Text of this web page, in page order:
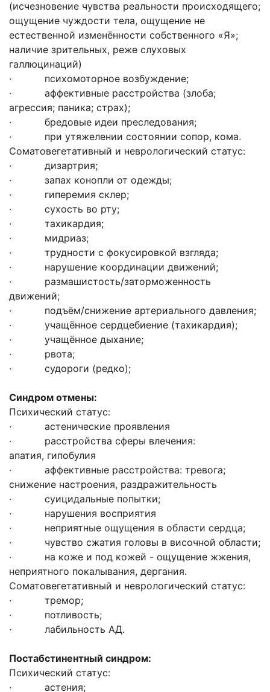
(исчезновение чувства реальности происходящего;
ощущение чуждости тела, ощущение не
естественной изменённости собственного «Я»;
наличие зрительных, реже слуховых
галлюцинаций)
· психомоторное возбуждение;
· аффективные расстройства (злоба;
агрессия; паника; страх);
· бредовые идеи преследования;
· при утяжелении состоянии сопор, кома.
Соматовегетативный и неврологический статус:
· дизартрия;
· запах конопли от одежды;
· гиперемия склер;
· сухость во рту;
· тахикардия;
· мидриаз;
· трудности с фокусировкой взгляда;
· нарушение координации движений;
· размашистость/заторможенность
движений;
· подъём/снижение артериального давления;
· учащённое сердцебиение (тахикардия);
· учащённое дыхание;
· рвота;
· судороги (редко);
Синдром отмены:
Психический статус:
· астенические проявления
· расстройства сферы влечения:
апатия, гипобулия
· аффективные расстройства: тревога;
снижение настроения, раздражительность
· суицидальные попытки;
· нарушения восприятия
· неприятные ощущения в области сердца;
· чувство сжатия головы в височной области;
· на коже и под кожей - ощущение жжения,
неприятного покалывания, дергания.
Соматовегетативный и неврологический статус:
· тремор;
· потливость;
· лабильность АД.
Постабстинентный синдром:
Психический статус:
· астения;